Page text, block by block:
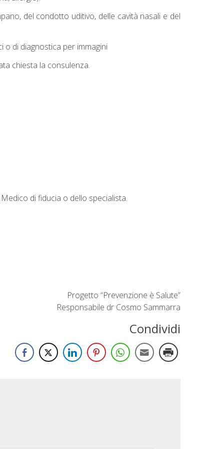
del condotto uditivo, delle cavità nasali e del
o di diagnostica per immagini
chiesta la consulenza.
di fiducia o dello specialista.
Progetto “Prevenzione è Salute”
Responsabile dr Cosmo Sammarra
Condividi